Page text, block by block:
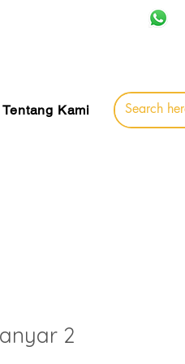
Tentang Kami
2